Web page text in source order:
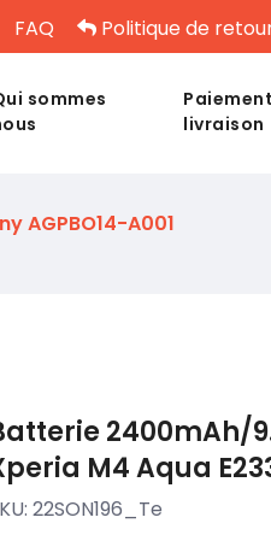
FAQ Politique de
sommes
livraison
AGPBO14-A001
2400mAh/
M4 Aqua
22SON196_Te